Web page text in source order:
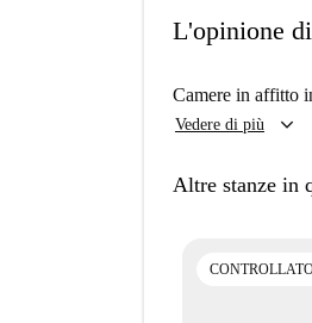
L'opinione
Camere in affitto
Vedere di più keyboard_arrow_down
Altre stanze in